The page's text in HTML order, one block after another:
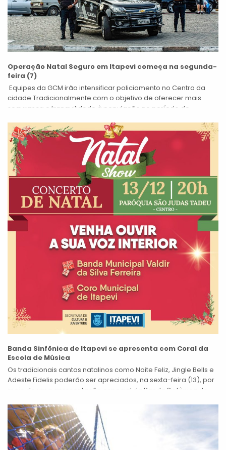
Operação Natal Seguro em Itapevi começa na segunda-
feira (7)
Equipes da GCM irão intensificar policiamento no Centro da
cidade Tradicionalmente com o objetivo de oferecer mais
segurança e tranquilidade à população no período de
Banda Sinfônica de Itapevi se apresenta com Coral da
Escola de Música
Os tradicionais cantos natalinos como Noite Feliz, Jingle Bells e
Adeste Fidelis poderão ser apreciados, na sexta-feira (13), por
meio de uma apresentação especial da Banda Sinfônica de